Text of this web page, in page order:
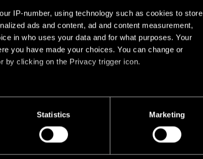
IP-number, using technology such as cookies to store
ads and content, ad and content measurement,
in who uses your data and for what purposes. Your
you have made your choices. You can change or
by clicking on the Privacy trigger icon.
can be accurate to within several meters
(fingerprinting)
your preferences in the
Statistics Marketing